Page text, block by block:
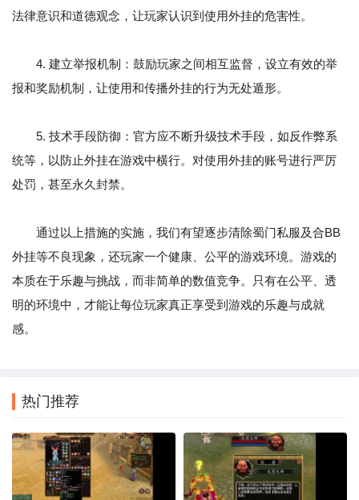
法律意识和道德观念，让玩家认识到使用外挂的危害性。
4. 建立举报机制：鼓励玩家之间相互监督，设立有效的举
报和奖励机制，让使用和传播外挂的行为无处遁形。
5. 技术手段防御：官方应不断升级技术手段，如反作弊系
统等，以防止外挂在游戏中横行。对使用外挂的账号进行严厉
处罚，甚至永久封禁。
通过以上措施的实施，我们有望逐步清除蜀门私服及合BB
外挂等不良现象，还玩家一个健康、公平的游戏环境。游戏的
本质在于乐趣与挑战，而非简单的数值竞争。只有在公平、透
明的环境中，才能让每位玩家真正享受到游戏的乐趣与成就
感。
热门推荐